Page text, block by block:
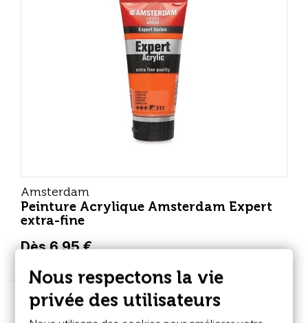
Amsterdam
Peinture Acrylique Amsterdam Expert
extra-fine
Dès 6,95 €
Nous respectons la vie
privée des utilisateurs